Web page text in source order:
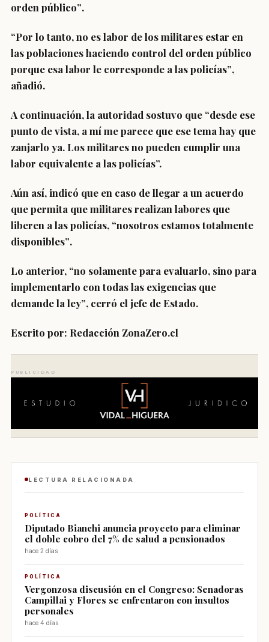
orden público”.
“Por lo tanto, no es labor de los militares estar en
las poblaciones haciendo control del orden público
porque esa labor le corresponde a las policías”,
añadió.
A continuación, la autoridad sostuvo que “desde ese
punto de vista, a mí me parece que ese tema hay que
zanjarlo ya. Los militaresno pueden cumplir una
labor equivalente a las policías”.
Aún así, indicó que en caso de llegar a un acuerdo
que permita que militares realizan labores que
liberen a las policías, “nosotros estamos totalmente
disponibles”.
Lo anterior, “no solamente para evaluarlo, sino para
implementarlo con todas las exigencias que
demande la ley”, cerró el jefe de Estado.
Escrito por: Redacción ZonaZero.cl
PUBLICIDAD
LECTURA RELACIONADA
POLÍTICA
Diputado Bianchi anuncia proyecto para eliminar
el doble cobro del 7% de salud a pensionados
hace 2 días
POLÍTICA
Vergonzosa discusión en el Congreso: Senadoras
Campillai y Flores se enfrentaron con insultos
personales
hace 4 días